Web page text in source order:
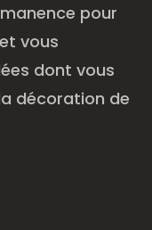
pour
vous
dont vous
décoration de